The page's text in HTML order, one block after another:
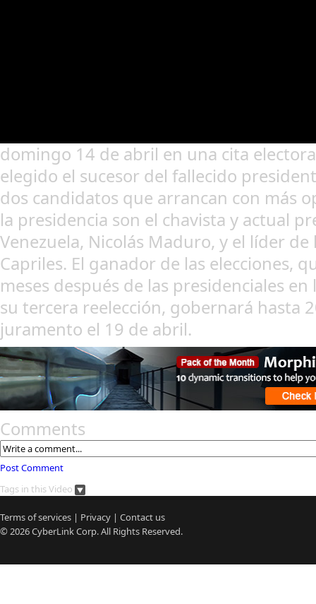
domingo 14 de abril en una cita
elegido el sucesor del fallecido
dos candidatos que arrancan con más
la presidencia son el chavista y actual
Venezuela, Nicolás Maduro, y el líder
Capriles. El ganador de las elecciones,
meses después de las presidenciales
su tercera reelección, gobernará hasta
juramento el 19 de abril.
Comments
Post Comment
Tags in this Video
Terms of services | Privacy | Contact us
© 2026CyberLinkCorp. All Rights Reserved.